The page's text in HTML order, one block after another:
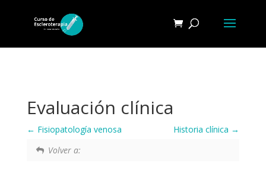
Evaluación clínica
Fisiopatología venosa
Historia clínica
Volver a: